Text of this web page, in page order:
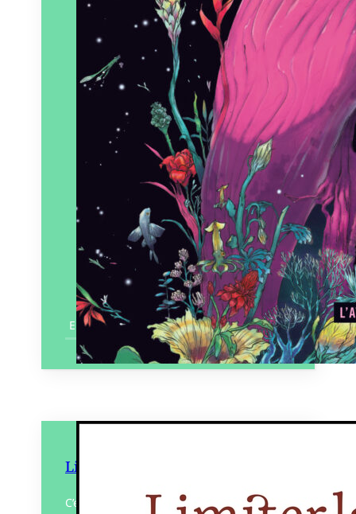
En savoir plus
Limiter la casse
C’est beau Nantes la nuit. Dans la valse